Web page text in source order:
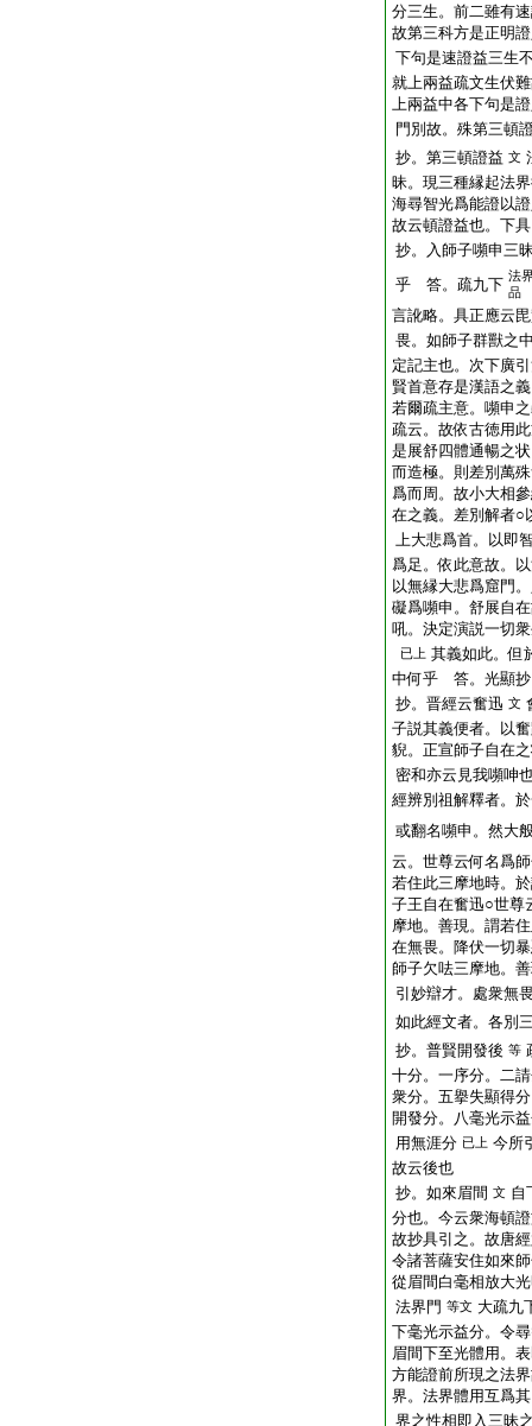
分三生。前二雖有
故第三科方是正明
下句是速證益三生
就上兩益疏文生伏
上兩益中各下句是
門別故。殊第三頓
抄。第三頓證益 文
昧。現三種縁起法
海尋智光爲能證以
故云頓證益也。下
抄。入師子嚬申三
乎 答。疏九下 法
品
言訛略。具正應云
畏。如師子群獸之
定記主也。次下廣
賢首意存是漢語之
若爾疏主意。嚬申
疏云。故依古徳用
是展舒四體通暢之
而造極。則差別萬
爲而周。故小大相
在之義。差別解者○
上大悲爲首。以即
爲足。依此意故。
以無縁大悲爲窟門
礙爲嚬申。舒展自
吼。決定演説一切
已上 其義如此。
中何乎 答。光顯抄
抄。晋經云奮迅 文
子説其義便者。以
貎。正宣師子自在
密和亦云見我嚬呻
經辨別祖解釋者。
或翻名嚬申。然大
云。世尊云何名爲
若住此三摩地時。
子王自在奮迅○世尊
摩地。善現。謂若
在無畏。降伏一切
師子欠呿三摩地。
引妙辯才。處衆無
如此經文者。各別
抄。普賢開發後 等
十分。一序分。二
衆分。五擧失顯得
開發分。八毫光示
用無涯分 已上 今所
故云後也
抄。如來眉間 文 自
分也。今云衆海頓
故抄具引之。故唐
令諸菩薩安住如來
從眉間白毫相放大
法界門 等文 大疏九
下毫光示益分。令
眉間下至光體用。
方能證前所現之法
界。法界體用互爲
界之性相即入三昧